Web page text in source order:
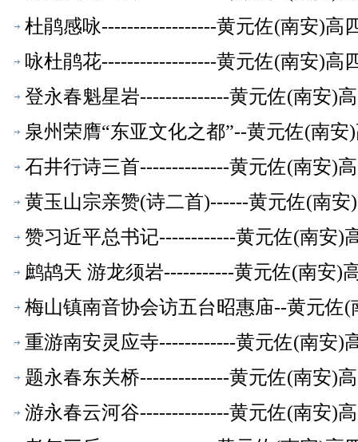
杜鹃感咏------------------黄元佐(南安)高
咏杜鹃花------------------黄元佐(南安)高
登永春魁星岩--------------黄元佐(南安)
泉州荣膺“东亚文化之都”--黄元佐(南
石井行诗三首--------------黄元佐(南安)
黄玉山宗亲赞(诗二首)------黄元佐(南
赞习近平总书记------------黄元佐(南安)
鹧鸪天 游龙须岩-----------黄元佐(南安)
梅山镇南音协会访五台昭惠庙--黄元佐
重游南安灵应寺------------黄元佐(南安)
题永春东关桥--------------黄元佐(南安)
游永春云河谷--------------黄元佐(南安)